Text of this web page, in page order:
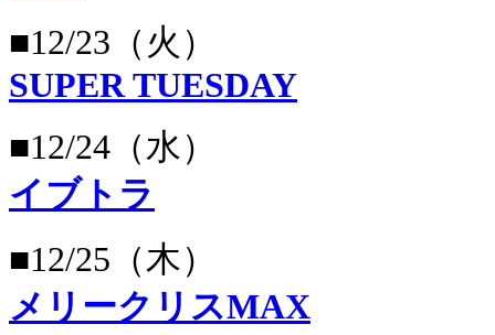
■12/23（火）
SUPER TUESDAY
■12/24（水）
イブトラ
■12/25（木）
メリークリスMAX